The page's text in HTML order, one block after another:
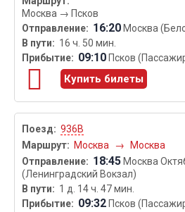
Москва → Псков
16:20 Москва
16 ч. 50 мин.
09:10 Псков
Купить билеты
936В
Москва
→ Москва
18:45 Москва
(Ленинградский Вокзал)
1 д. 14 ч. 47 мин.
09:32 Псков